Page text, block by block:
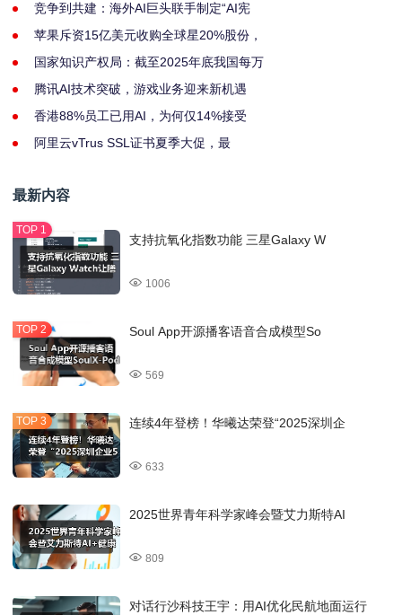
竞争到共建：海外AI巨头联手制定“AI宪
苹果斥资15亿美元收购全球星20%股份，
国家知识产权局：截至2025年底我国每万
腾讯AI技术突破，游戏业务迎来新机遇
香港88%员工已用AI，为何仅14%接受
阿里云vTrus SSL证书夏季大促，最
最新内容
支持抗氧化指数功能 三星Galaxy W
1006
Soul App开源播客语音合成模型So
569
连续4年登榜！华曦达荣登“2025深圳企
633
2025世界青年科学家峰会暨艾力斯特AI
809
对话行沙科技王宇：用AI优化民航地面运行